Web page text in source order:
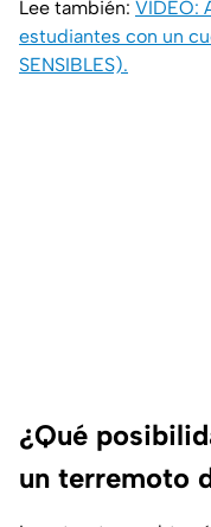
Lee también: VIDEO:
estudiantes con un
SENSIBLES).
¿Qué
un terremoto